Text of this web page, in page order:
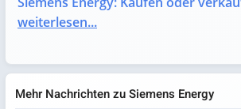
weiterlesen...
Mehr Nachrichten zu Siemens Energy